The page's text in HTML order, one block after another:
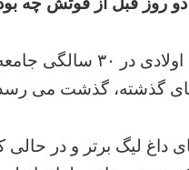
به گزارش ، خبر شوک آور
گذشته، گذشت می
داغ لیگ برتر و در